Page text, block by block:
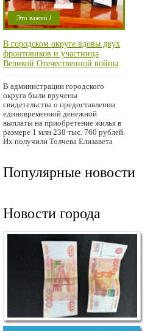
Это важно /
Криминал/
Проишествие
В городском округе вдовы двух
фронтовиков и участница
Великой Отечественной войны
смогут улучшить свои
жилищные условия
В администрации городского
округа были вручены
свидетельства о предоставлении
единовременной денежной
выплаты на приобретение жилья в
размере 1 млн 238 тыс. 760 рублей.
Их получили Толчева Елизавета
Популярные новости
Новости города